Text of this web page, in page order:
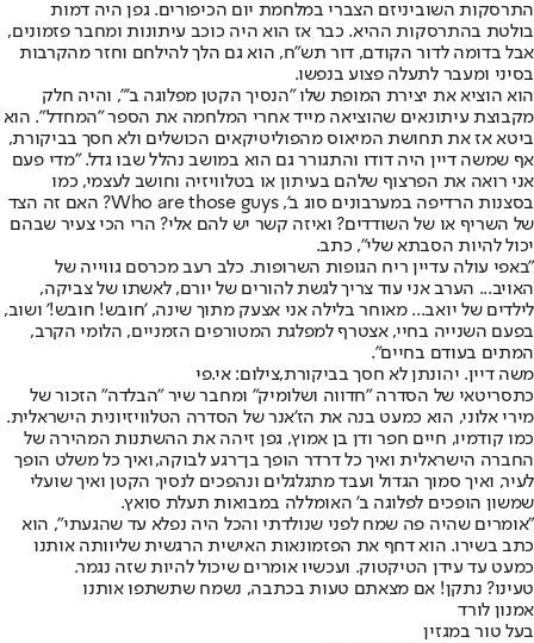
התרסקות השוביניזם הצברי במלחמת יום הכיפורים. גפן היה דמות
בולטת בהתרסקות ההיא. כבר אז הוא היה כוכב עיתונות ומחבר פזמונים,
אבל בדומה לדור הקודם, דור תש"ח, הוא גם הלך להילחם וחזר מהקרבות
בסיני ומעבר לתעלה פצוע בנפשו.
הוא הוציא את יצירת המופת שלו "הנסיך הקטן מפלוגה ב'", והיה חלק
מקבוצת עיתונאים שהוציאה מייד אחרי המלחמה את הספר "המחדל". הוא
ביטא אז את תחושת המיאוס מהפוליטיקאים הכושלים ולא חסך בביקורת,
אף שמשה דיין היה דודו והתגורר גם הוא במושב נהלל שבו גדל. "מדי פעם
אני רואה את הפרצוף שלהם בעיתון או בטלוויזיה וחושב לעצמי, כמו
בסצנות הרדיפה במערבונים סוג ב', Who are those guys? האם זה הצד
של השריף או של השודדים? ואיזה קשר יש להם אלי? הרי הכי צעיר שבהם
יכול להיות הסבתא שלי", כתב.
"באפי עולה עדיין ריח הגופות השרופות. כלב רעב מכרסם גווייה של
האויב... הערב אני עוד צריך לגשת להורים של יורם, לאשתו של צביקה,
לילדים של יואב... מאוחר בלילה אני אצעק מתוך שינה, 'חובש! חובש!' ושוב,
בפעם השנייה בחיי, אצטרף למפלגת המטורפים הזמניים, הלומי הקרב,
המתים בעודם בחיים".
משה דיין. יהונתן לא חסך בביקורת,צילום: אי.פי
כתסריטאי של הסדרה "חדווה ושלומיק" ומחבר שיר "הבלדה" הזכור של
מירי אלוני, הוא כמעט בנה את הז'אנר של הסדרה הטלוויזיונית הישראלית.
כמו קודמיו, חיים חפר ודן בן אמוץ, גפן זיהה את ההשתנות המהירה של
החברה הישראלית ואיך כל דרדר הופך בן־רגע לבוקה,ואיך כל משלט הופך
לעיר, ואיך סמוך הגדול ועבד מתגלגלים ונהפכים לנסיך הקטן ואיך שועלי
שמשון הופכים לפלוגה ב' האומללה במבואות תעלת סואץ.
"אומרים שהיה פה שמח לפני שנולדתי והכל היה נפלא עד שהגעתי", הוא
כתב בשירו. הוא דחף את הפזמונאות האישית הרגשית שליוותה אותנו
כמעט עד עידן הטיקטוק. ועכשיו אומרים שיכול להיות שזה נגמר.
טעינו? נתקן! אם מצאתם טעות בכתבה, נשמח שתשתפו אותנו
אמנון לורד
בעל טור במגזין